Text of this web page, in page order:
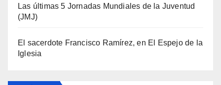
Las últimas 5 Jornadas Mundiales de la Juventud
(JMJ)
El sacerdote Francisco Ramírez, en El Espejo de la
Iglesia